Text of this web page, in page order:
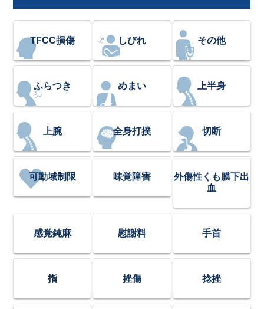
TFCC損傷 しびれ その他
ふらつき めまい 上半身
上腕 全身打撲 切断
可動域制限 味覚障害
外傷性くも膜下出
血
感覚鈍麻 慰謝料 手首
指 挫傷 捻挫